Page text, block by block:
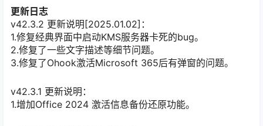
更新日志
v42.3.2 更新说明[2025.01.02]：
1.修复经典界面中启动KMS服务器卡死的bug。
2.修复了一些文字描述等细节问题。
3.修复了Ohook激活Microsoft 365后有弹窗的问题。
v42.3.1 更新说明：
1.增加Office 2024 激活信息备份还原功能。